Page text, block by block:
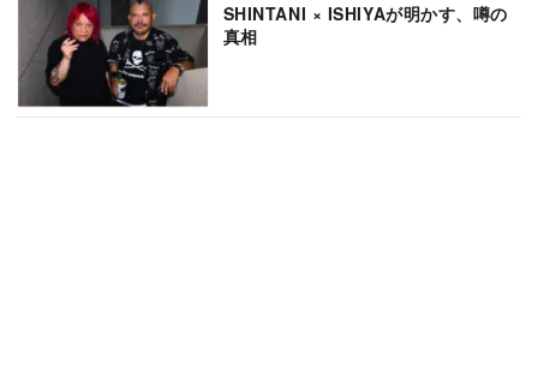
SHINTANI × ISHIYAが明かす、噂の
真相